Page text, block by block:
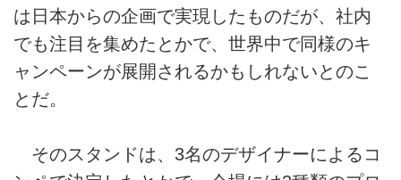
は日本からの企画で実現したものだが、社内
でも注目を集めたとかで、世界中で同様のキ
ャンペーンが展開されるかもしれないとのこ
とだ。
そのスタンドは、3名のデザイナーによるコ